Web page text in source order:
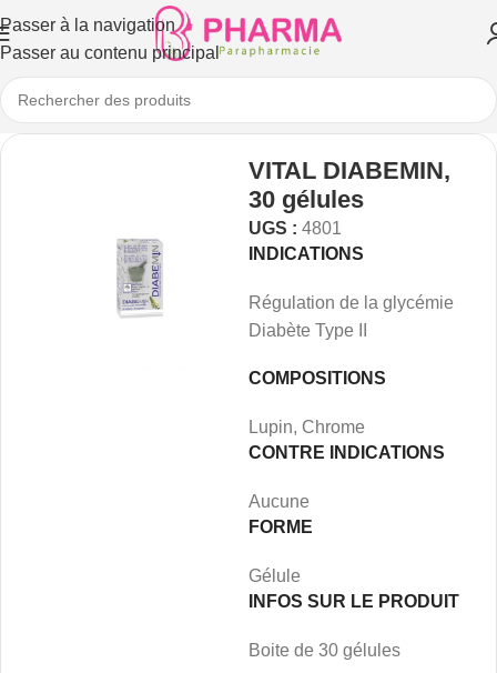
Passer à la navigation
Passer au contenu principal
VITAL DIABEMIN,
30 gélules
UGS : 4801
INDICATIONS
Régulation de la glycémie
Diabète Type II
COMPOSITIONS
Lupin, Chrome
CONTRE INDICATIONS
Aucune
FORME
Gélule
INFOS SUR LE PRODUIT
Boite de 30 gélules